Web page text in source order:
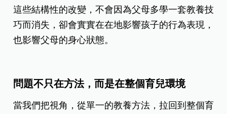
這些結構性的改變，不會因為父母多學一套教養技
巧而消失，卻會實實在在地影響孩子的行為表現，
也影響父母的身心狀態。
問題不只在方法，而是在整個育兒環境
當我們把視角，從單一的教養方法，拉回到整個育